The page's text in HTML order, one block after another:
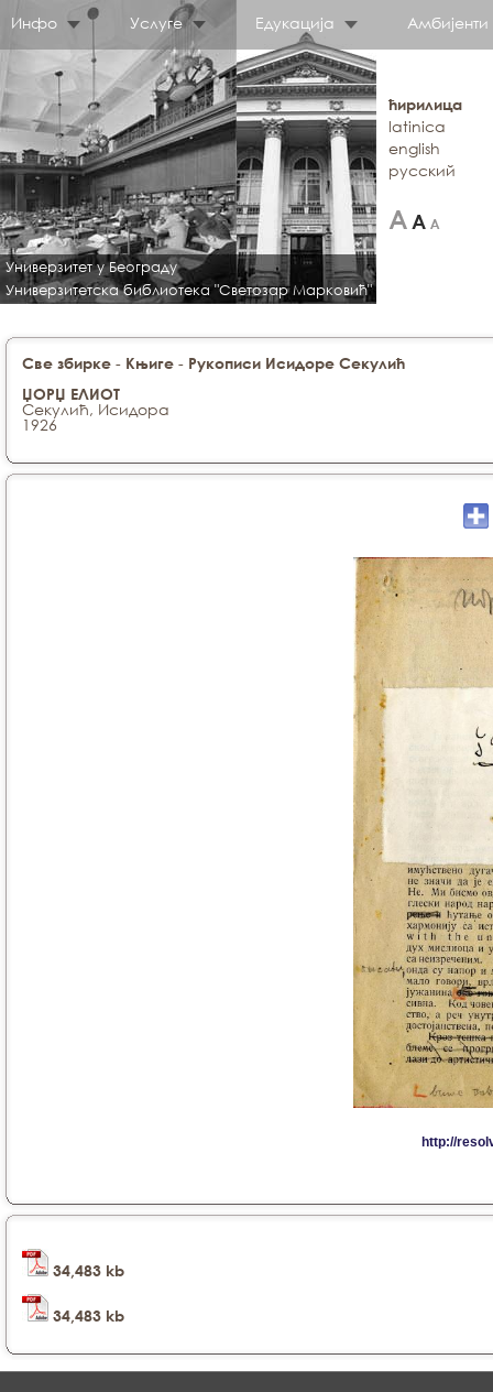
Инфо Услуге Едукација Амбијенти
Универзитет у Београду
Универзитетска библиотека "Светозар Марковић"
ћирилица
latinica
english
русский
Све збирке - Књиге - Рукописи Исидоре Секулић
ЏОРЏ ЕЛИОТ
Секулић, Исидора
1926
34,483 kb
34,483 kb